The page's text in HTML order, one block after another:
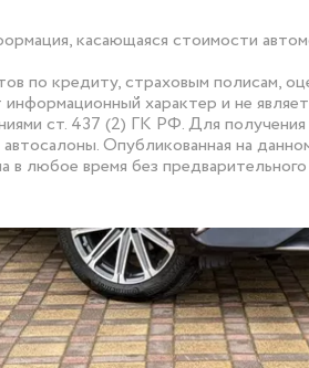
касающаяся стоимости
по кредиту, страховым полисам,
характер и не
ст. 437 (2) ГК РФ. Для
Опубликованная на
любое время без